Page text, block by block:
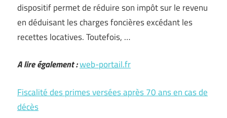
dispositif permet de réduire son impôt sur le revenu
en déduisant les charges foncières excédant les
recettes locatives. Toutefois, …
A lire également :web-portail.fr
Fiscalité des primes versées après 70 ans en cas de
décès